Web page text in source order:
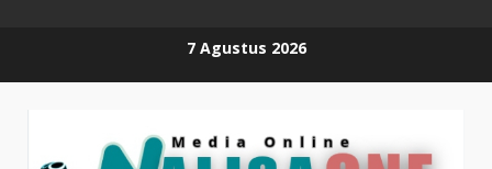
7 Agustus 2026